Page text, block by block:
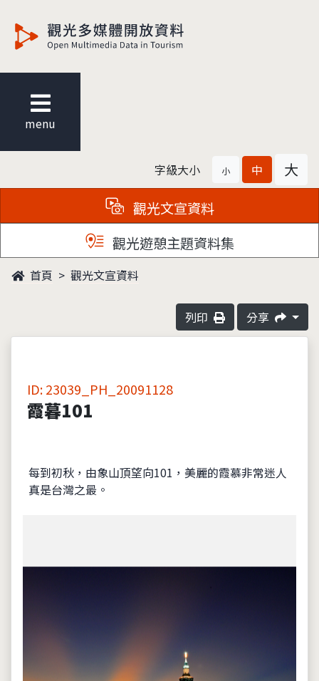
menu
字級大小 小 中 大
觀光文宣資料
觀光遊憩主題資料集
首頁 觀光文宣資料
列印 分享
ID: 23039_PH_20091128
霞暮101
每到初秋，由象山頂望向101，美麗的霞慕非常迷人
真是台灣之最。